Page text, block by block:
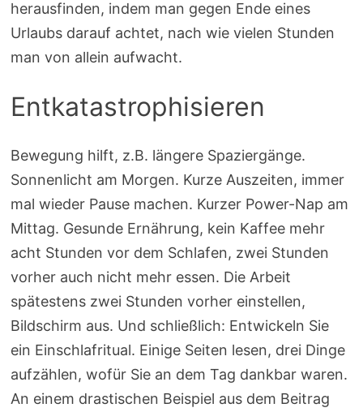
herausfinden, indem man gegen Ende eines
Urlaubs darauf achtet, nach wie vielen Stunden
man von allein aufwacht.
Entkatastrophisieren
Bewegung hilft, z.B. längere Spaziergänge.
Sonnenlicht am Morgen. Kurze Auszeiten, immer
mal wieder Pause machen. Kurzer Power-Nap am
Mittag. Gesunde Ernährung, kein Kaffee mehr
acht Stunden vor dem Schlafen, zwei Stunden
vorher auch nicht mehr essen. Die Arbeit
spätestens zwei Stunden vorher einstellen,
Bildschirm aus. Und schließlich: Entwickeln Sie
ein Einschlafritual. Einige Seiten lesen, drei Dinge
aufzählen, wofür Sie an dem Tag dankbar waren.
An einem drastischen Beispiel aus dem Beitrag